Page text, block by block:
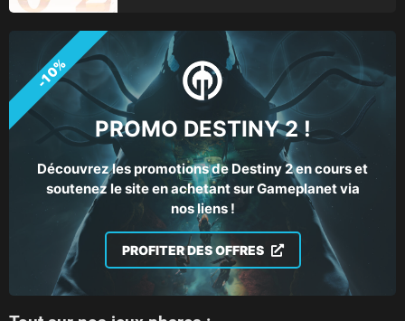
PROMO DESTINY 2 !
Découvrez les promotions de Destiny 2 en cours et
soutenez le site en achetant sur Gameplanet via
nos liens !
PROFITER DES OFFRES
-10%